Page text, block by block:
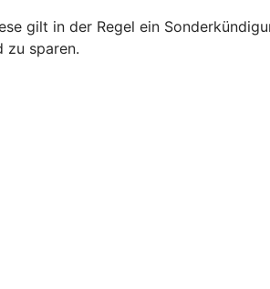
gilt in der Regel ein
zu sparen.